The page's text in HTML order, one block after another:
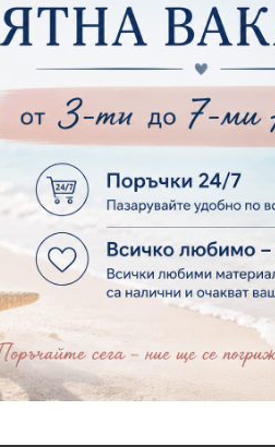
- Декоративни рамки
- Надписи на български
- Сватба
- Училище, Дипломиране и Завършване
- Бебшки и Детски елементи
- Стиймпънк и Мъжки елементи
- Пътешестия - море, планина ,транспорт
- Други
- За миниатюри, дълбоки рамки, бебешки
кутии
- Коледа и Зима
- Тематични комплекти
- Шейкър заготовки от бирен картон за
израбоени проекти